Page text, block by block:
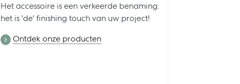
Het accessoire is een verkeerde benaming:
het is 'de' finishing touch van uw project!
Ontdek onze producten